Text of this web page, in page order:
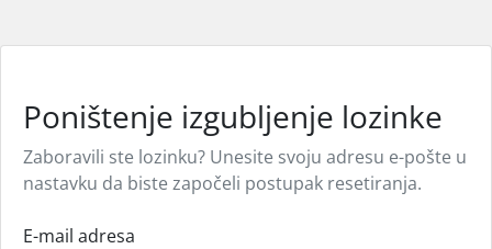
Poništenje izgubljenje lozinke
Zaboravili ste lozinku? Unesite svoju adresu e-pošte u
nastavku da biste započeli postupak resetiranja.
E-mail adresa